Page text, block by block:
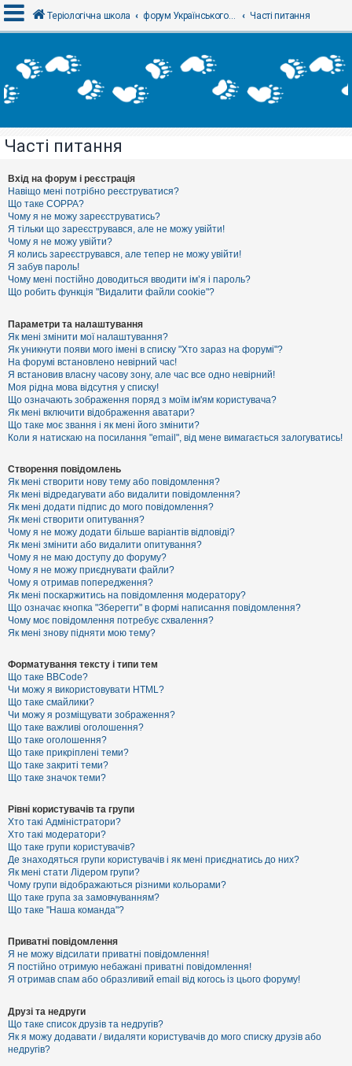
х
і
Р
є
с
т
р
а
ц
і
я
Т
м
и
б
е
з
в
і
д
п
о
в
і
е
й
А
к
т
и
в
н
і
т
е
м
и
П
о
ш
у
к
Д
о
п
о
г
а
Теріологічна школа форум Українського теріологічного товариства Часті питання
Часті питання
Вхід на форум і реєстрація
Навіщо мені потрібно реєструватися?
Що таке COPPA?
Чому я не можу зареєструватись?
Я тільки що зареєструвався, але не можу увійти!
Чому я не можу увійти?
Я колись зареєструвався, але тепер не можу увійти!
Я забув пароль!
Чому мені постійно доводиться вводити ім’я і пароль?
Що робить функція "Видалити файли cookie"?
Параметри та налаштування
Як мені змінити мої налаштування?
Як уникнути появи мого імені в списку "Хто зараз на форумі"?
На форумі встановлено невірний час!
Я встановив власну часову зону, але час все одно невірний!
Моя рідна мова відсутня у списку!
Що означають зображення поряд з моїм ім'ям користувача?
Як мені включити відображення аватари?
Що таке моє звання і як мені його змінити?
Коли я натискаю на посилання "email", від мене вимагається залогуватись!
Створення повідомлень
Як мені створити нову тему або повідомлення?
Як мені відредагувати або видалити повідомлення?
Як мені додати підпис до мого повідомлення?
Як мені створити опитування?
Чому я не можу додати більше варіантів відповіді?
Як мені змінити або видалити опитування?
Чому я не маю доступу до форуму?
Чому я не можу приєднувати файли?
Чому я отримав попередження?
Як мені поскаржитись на повідомлення модератору?
Що означає кнопка "Зберегти" в формі написання повідомлення?
Чому моє повідомлення потребує схвалення?
Як мені знову підняти мою тему?
Форматування тексту і типи тем
Що таке BBCode?
Чи можу я використовувати HTML?
Що таке смайлики?
Чи можу я розміщувати зображення?
Що таке важливі оголошення?
Що таке оголошення?
Що таке прикріплені теми?
Що таке закриті теми?
Що таке значок теми?
Рівні користувачів та групи
Хто такі Адміністратори?
Хто такі модератори?
Що таке групи користувачів?
Де знаходяться групи користувачів і як мені приєднатись до них?
Як мені стати Лідером групи?
Чому групи відображаються різними кольорами?
Що таке група за замовчуванням?
Що таке "Наша команда"?
Приватні повідомлення
Я не можу відсилати приватні повідомлення!
Я постійно отримую небажані приватні повідомлення!
Я отримав спам або образливий email від когось із цього форуму!
Друзі та недруги
Що таке список друзів та недругів?
Як я можу додавати / видаляти користувачів до мого списку друзів або
недругів?